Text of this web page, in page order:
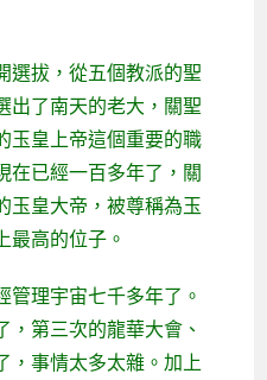
選拔，從五個教派的聖
出了南天的老大，關聖
玉皇上帝這個重要的職
在已經一百多年了，關
玉皇大帝，被尊稱為玉
最高的位子。
管理宇宙七千多年了。
第三次的龍華大會、
，事情太多太雜。加上